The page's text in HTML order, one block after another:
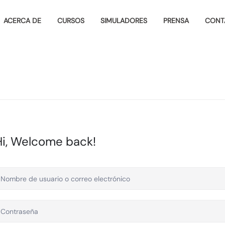
ACERCA DE CURSOS SIMULADORES PRENSA
Welcome back!